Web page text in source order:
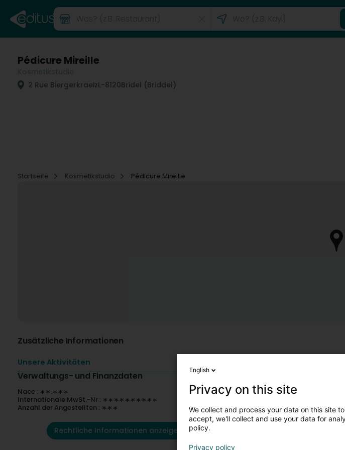
Pédicure Mireille
2 Rue BiergerkraeizL-8120Bridel (Briddel)
Startseite
Kosmetikstudio Pédicure Mireille
Zusätzliche Informationen
Unsere Aktivitäten
Verwaltungs- und Finanzdaten
Nace : ∗∗.∗∗∗
Internationale MwSt.-Nr : ∗∗∗∗∗∗∗∗∗∗
Anzahl der Angestellten : ∗∗∗
Rechtliche Informationen anzeigen
English
Privacy on this site
We collect and process your data on this site
accept, we'll collect and use your data for
policy.
Privacy policy